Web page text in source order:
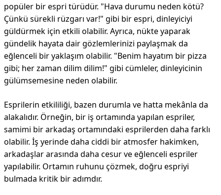
popüler bir espri türüdür. "Hava durumu neden kötü?
Çünkü sürekli rüzgarı var!" gibi bir espri, dinleyiciyi
güldürmek için etkili olabilir. Ayrıca, nükte yaparak
gündelik hayata dair gözlemlerinizi paylaşmak da
eğlenceli bir yaklaşım olabilir. "Benim hayatım bir pizza
gibi; her zaman dilim dilim!" gibi cümleler, dinleyicinin
gülümsemesine neden olabilir.
Esprilerin etkililiği, bazen durumla ve hatta mekânla da
alakalıdır. Örneğin, bir iş ortamında yapılan espriler,
samimi bir arkadaş ortamındaki esprilerden daha farklı
olabilir. İş yerinde daha ciddi bir atmosfer hakimken,
arkadaşlar arasında daha cesur ve eğlenceli espriler
yapılabilir. Ortamın ruhunu çözmek, doğru espriyi
bulmada kritik bir adımdır.